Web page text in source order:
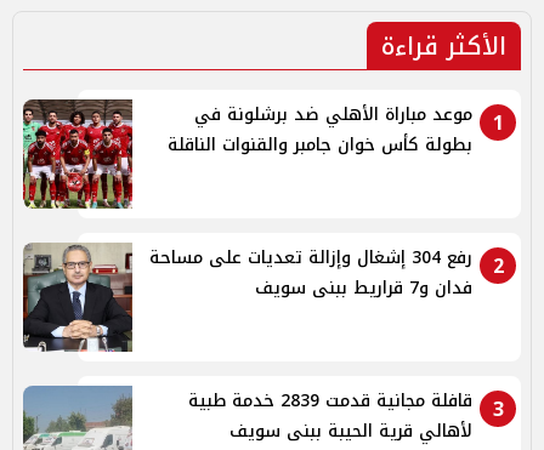
الأكثر قراءة
1
موعد مباراة الأهلي ضد برشلونة في
بطولة كأس خوان جامبر والقنوات الناقلة
2
رفع 304 إشغال وإزالة تعديات على مساحة
فدان و7 قراريط ببنى سويف
3
قافلة مجانية قدمت 2839 خدمة طبية
لأهالي قرية الحيبة ببنى سويف